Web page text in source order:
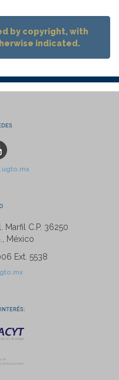
by copyright, with
indicated.
Marfil C.P. 36250
México
Ext. 5538